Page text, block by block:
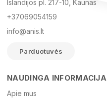
Islandijos pl. 217-10, Kaunas
+37069054159
info@anis.lt
Parduotuvės
NAUDINGA INFORMACIJA
Apie mus